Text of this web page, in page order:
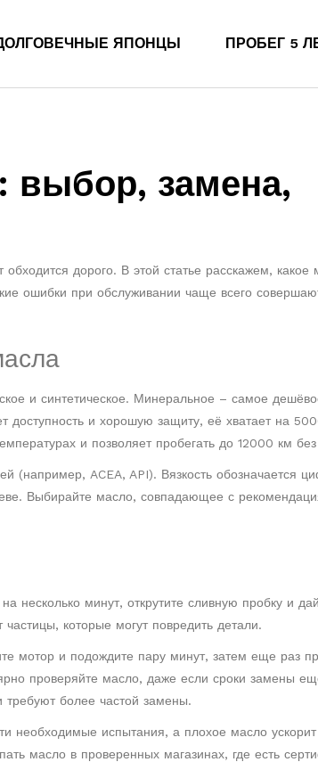
ЯПОНЦЫ ПРОБЕГ 5
выбор, замена,
дорого. В этой статье расскажем, какое
ошибки при обслуживании чаще всего
и синтетическое. Минеральное – самое
доступность и хорошую защиту, её хватает на
и позволяет пробегать до 12000 км
(например, ACEA, API). Вязкость обозначается
Выбирайте масло, совпадающее с
несколько минут, открутите сливную пробку и
которые могут повредить детали.
мотор и подождите пару минут, затем еще раз
проверяйте масло, даже если сроки замены
требуют более частой замены.
необходимые испытания, а плохое масло ускорит
масло в проверенных магазинах, где есть